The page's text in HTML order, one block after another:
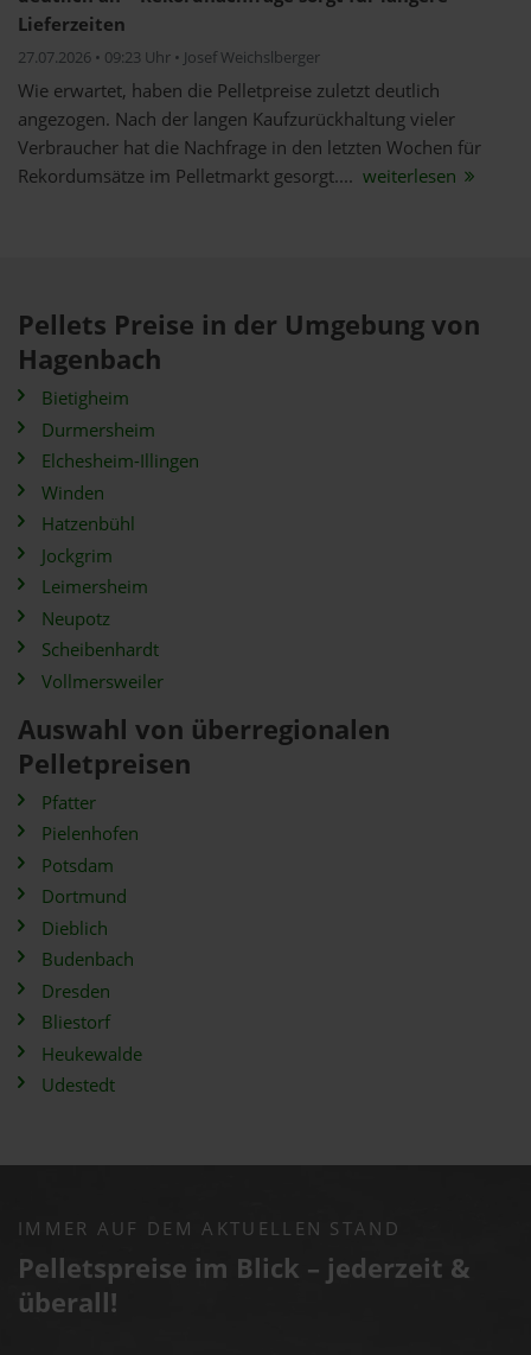
Lieferzeiten
27.07.2026 • 09:23 Uhr • Josef Weichslberger
Wie erwartet, haben die Pelletpreise zuletzt deutlich
angezogen. Nach der langen Kaufzurückhaltung vieler
Verbraucher hat die Nachfrage in den letzten Wochen für
Rekordumsätze im Pelletmarkt gesorgt.... weiterlesen
Pellets Preise in der Umgebung von
Hagenbach
Bietigheim
Durmersheim
Elchesheim-Illingen
Winden
Hatzenbühl
Jockgrim
Leimersheim
Neupotz
Scheibenhardt
Vollmersweiler
Auswahl von überregionalen
Pelletpreisen
Pfatter
Pielenhofen
Potsdam
Dortmund
Dieblich
Budenbach
Dresden
Bliestorf
Heukewalde
Udestedt
IMMER AUF DEM AKTUELLEN STAND
Pelletspreise im Blick – jederzeit &
überall!